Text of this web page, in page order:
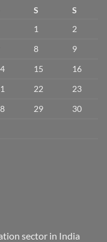
S
S
1
2
8
9
15
16
22
23
29
30
sector in India